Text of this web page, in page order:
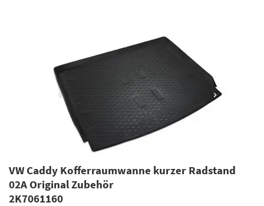
VW Caddy Kofferraumwanne kurzer Radstand
02A Original Zubehör
2K7061160